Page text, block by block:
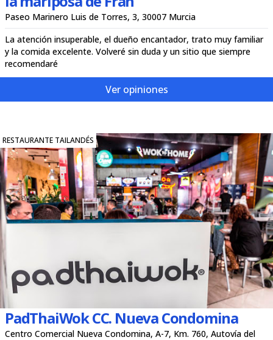
Paseo Marinero Luis de Torres, 3, 30007 Murcia
La atención insuperable, el dueño encantador, trato muy familiar
y la comida excelente. Volveré sin duda y un sitio que siempre
recomendaré
Ver opiniones
RESTAURANTE TAILANDÉS
PadThaiWok CC. Nueva Condomina
Centro Comercial Nueva Condomina, A-7, Km. 760, Autovía del